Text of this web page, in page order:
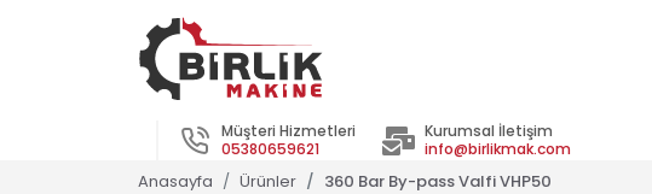
Müşteri Hizmetleri
05380659621
Kurumsal İletişim
info@birlikmak.com
Anasayfa Ürünler 360 Bar By-pass Valfi VHP50